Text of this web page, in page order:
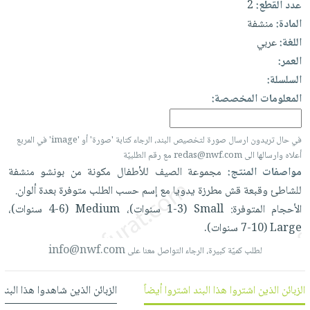
العناية
بالأسنان
الحمية
والتغذية
أدوات
المائدة
والتخزين
أدوات
الأكثر
مبيعاً
العودة
للمدارس
اكسسوارات
كتب
اكسسوارات
منزلية
اكسسوارات
ملابس
مطرزات
حقائب
حلي
عناية
بالذات
شحن
مجاني
مختارة
اشتراكات
كل
الاشتراكات
صندوق
القراءة
iKitab
بلا
حدود
بحث
متقدم
نيل
وفرات
عن
سياسة
الشركة
حسابك
لائحة
الأمنيات
عدد القطع:2
المادة:منشفة
اللغة:عربي
العمر:
السلسلة:
المعلومات المخصصة:
في حال تريدون ارسال صورة لتخصيص البند، الرجاء كتابة 'صورة' أو 'image' في المربع
أعلاه وارسالها الى redas@nwf.com مع رقم الطلبيّة
مواصفات المنتج: مجموعة الصيف للأطفال مكونة من بونشو منشفة
للشاطئ وقبعة قش مطرزة يدويا معإسمحسب الطلب متوفرةبعدةألوان.
الأحجام المتوفرة: Small
(1-3 سنوات)، Medium
(4-6
سنوات)،
Large
(7-10 سنوات).
لطلب كميّة كبيرة، الرجاء التواصل معنا علىinfo@nwf.com
الزبائن الذين اشتروا هذا البند اشتروا أيضاً الزبائن الذين شاهدوا هذا